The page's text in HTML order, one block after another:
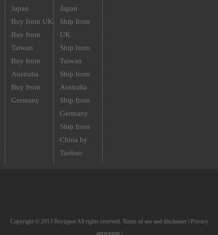
Japan
Buy from UK
Buy from
Taiwan
Buy from
Australia
Buy from
Germany
Japan
Ship from
UK
Ship from
Taiwan
Ship from
Australia
Ship from
Germany
Ship from
China by
Taobao
Copyright © 2013 Buyippee All rights reserved. Terms of use and disclaimer|
Privacy
agreement|